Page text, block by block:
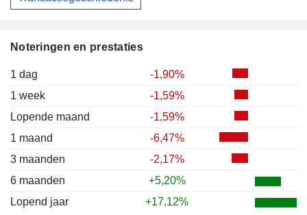
Noteringen en prestaties
1 dag
-1,90%
1 week
-1,59%
Lopende maand
-1,59%
1 maand
-6,47%
3 maanden
-2,17%
6 maanden
+5,20%
Lopend jaar
+17,12%